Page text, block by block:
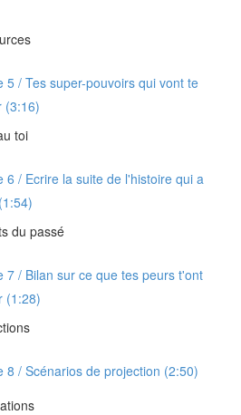
5 / Tes super-pouvoirs qui vont te
(3:16)
toi
6 / Ecrire la suite de l'histoire qui a
du passé
7 / Bilan sur ce que tes peurs t'ont
(1:28)
8 / Scénarios de projection (2:50)